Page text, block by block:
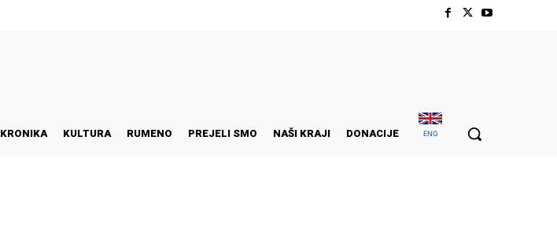
KRONIKA KULTURA RUMENO PREJELI SMO NAŠI KRAJI DONACIJE ENG